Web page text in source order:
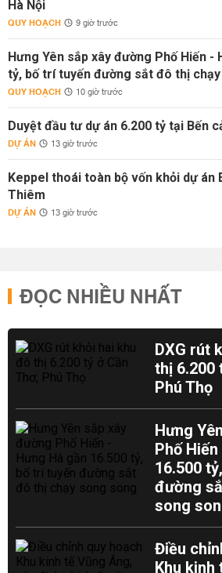
Hà Nội
QUY HOẠCH 9 giờ trước
Hưng Yên sắp xây đường Phố Hiến -
tỷ, bố trí tuyến đường sắt đô thị
QUY HOẠCH 10 giờ trước
Duyệt đầu tư dự án 6.200 tỷ tại Bến
DỰ ÁN 13 giờ trước
Keppel thoái toàn bộ vốn khỏi dự án
Thiêm
DỰ ÁN 13 giờ trước
ĐỌC NHIỀU NHẤT
DXG rút
thị 6.200
Phú Thọ
Hưng
Phố
16.500
đường
song
Điều
Khu kinh